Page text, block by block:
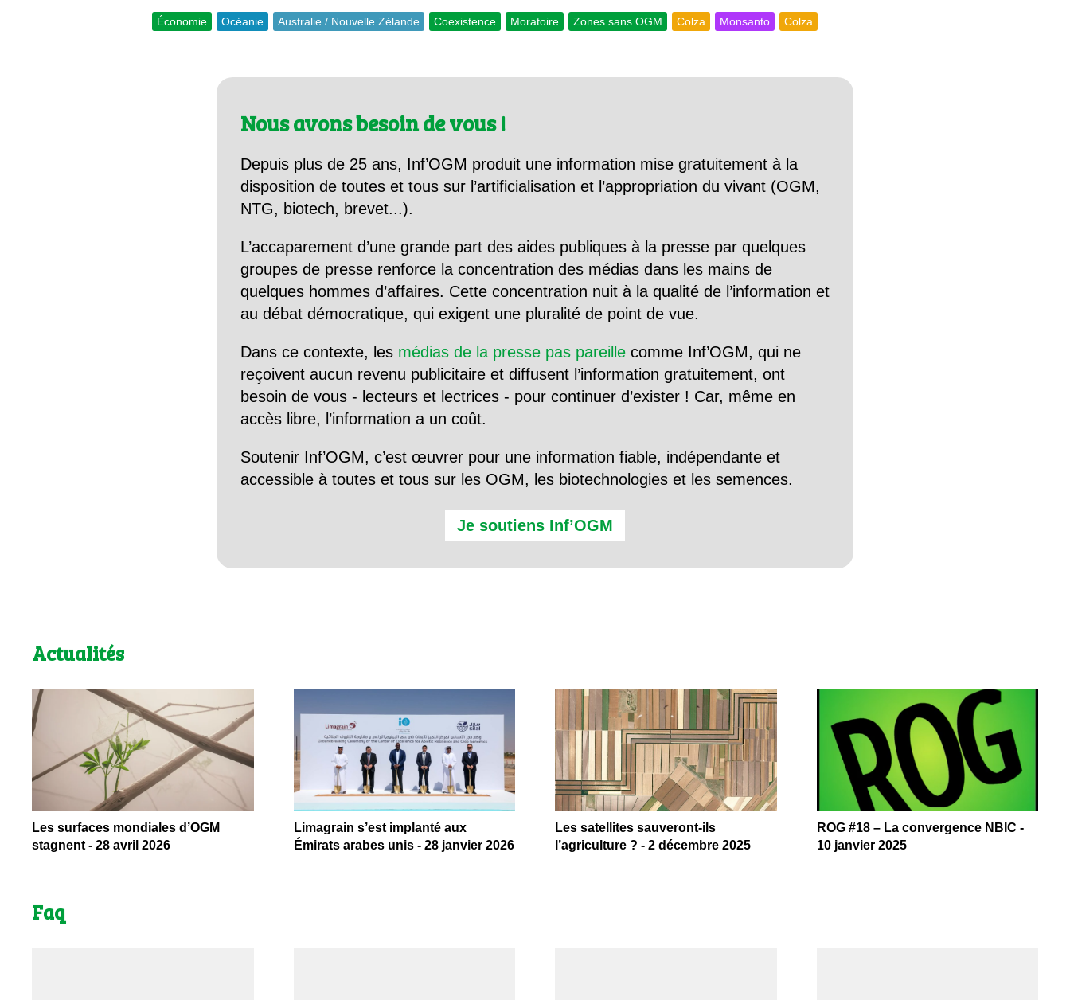
Économie Océanie Australie / Nouvelle Zélande Coexistence Moratoire Zones sans OGM Colza Monsanto Colza
Nous avons besoin de vous !
Depuis plus de 25 ans, Inf’OGM produit une information mise gratuitement à la
disposition de toutes et tous sur l’artificialisation et l’appropriation du vivant (OGM,
NTG, biotech, brevet...).
L’accaparement d’une grande part des aides publiques à la presse par quelques
groupes de presse renforce la concentration des médias dans les mains de
quelques hommes d’affaires. Cette concentration nuit à la qualité de l’information et
au débat démocratique, qui exigent une pluralité de point de vue.
Dans ce contexte, les médias de la presse pas pareille comme Inf’OGM, qui ne
reçoivent aucun revenu publicitaire et diffusent l’information gratuitement, ont
besoin de vous - lecteurs et lectrices - pour continuer d’exister ! Car, même en
accès libre, l’information a un coût.
Soutenir Inf’OGM, c’est œuvrer pour une information fiable, indépendante et
accessible à toutes et tous sur les OGM, les biotechnologies et les semences.
Je soutiens Inf’OGM
Actualités
Les surfaces mondiales d’OGM
stagnent - 28 avril 2026
Limagrain s’est implanté aux
Émirats arabes unis - 28 janvier 2026
Les satellites sauveront-ils
l’agriculture ? - 2 décembre 2025
ROG #18 – La convergence NBIC -
10 janvier 2025
Faq